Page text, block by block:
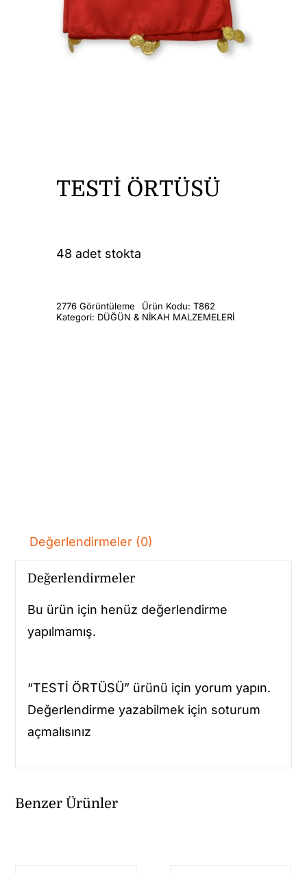
DİĞER ÜRÜNLER
TESTİ ÖRTÜSÜ
48 adet stokta
2776 Görüntüleme Ürün Kodu:T862
Kategori: DÜĞÜN & NİKAH MALZEMELERİ
Değerlendirmeler (0)
Değerlendirmeler
Bu ürün için henüz değerlendirme
yapılmamış.
“TESTİ ÖRTÜSÜ” ürünü için yorum yapın.
Değerlendirme yazabilmek için soturum
açmalısınız
Benzer Ürünler